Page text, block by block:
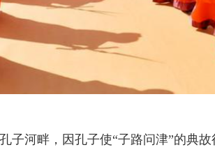
子河畔，因孔子使“子路问津”的典